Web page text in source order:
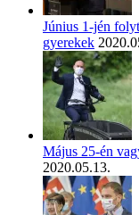
Június 1-jén
gyerekek
Május 25-én
2020.05.13.